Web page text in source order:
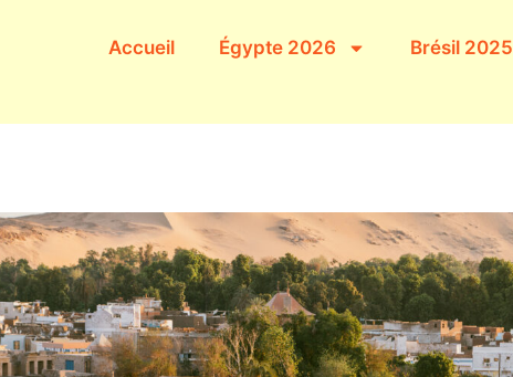
Accueil Égypte 2026 Brésil 2025